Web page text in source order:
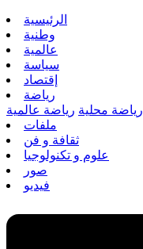
الرئيسية
وطنية
عالمية
سياسة
إقتصاد
رياضة
رياضة محلية رياضة عالمية
ملفات
ثقافة و فن
علوم و تكنولوجيا
صور
فيديو